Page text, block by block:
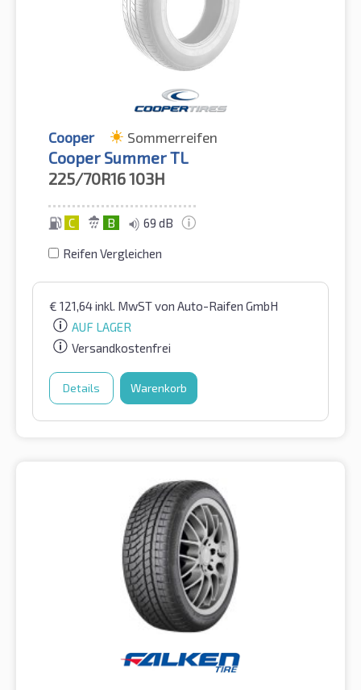
Cooper Sommerreifen
Cooper Summer TL
225/70R16103H
C B 69 dB
Reifen Vergleichen
€ 121,64inkl. MwSTvon Auto-Raifen GmbH
AUF LAGER
Versandkostenfrei
Details Warenkorb